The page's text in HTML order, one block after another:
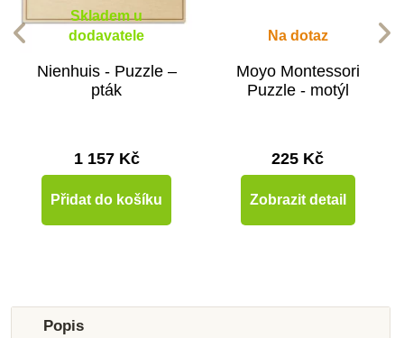
Skladem u
dodavatele
Nienhuis - Puzzle –
pták
1 157 Kč
Přidat do košíku
Na dotaz
Moyo Montessori
Puzzle - motýl
225 Kč
Zobrazit detail
Popis